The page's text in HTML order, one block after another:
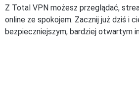
Z Total VPN możesz przeglądać,
online ze spokojem. Zacznij już dziś i
bezpieczniejszym, bardziej otwartym